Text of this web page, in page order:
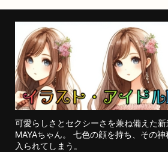
可愛らしさとセクシーさを兼ね備えた
MAYAちゃん。 七色の顔を持ち、その
入られてしまう。